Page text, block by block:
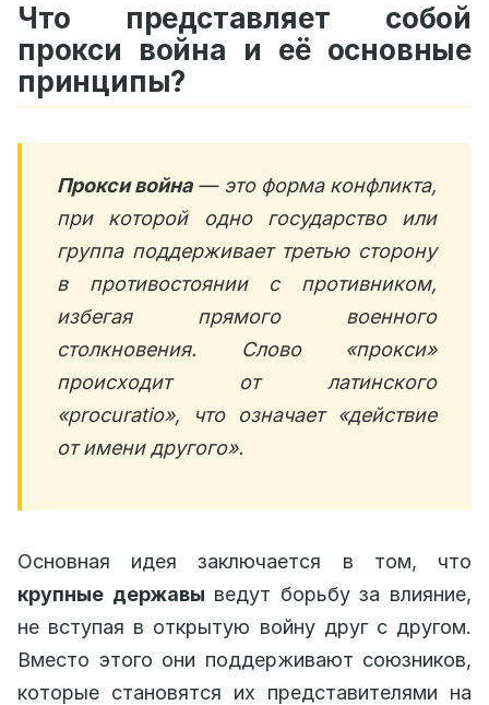
Что представляет собой
прокси война и её основные
принципы?
Прокси война— это форма конфликта,
при которой одно государство или
группа поддерживает третью сторону
в противостоянии с противником,
избегая прямого военного
столкновения. Слово «прокси»
происходит от латинского
«procuratio», что означает «действие
от имени другого».
Основная идея заключается в том, что
крупные державы ведут борьбу за влияние,
не вступая в открытую войну друг с другом.
Вместо этого они поддерживают союзников,
которые становятся их представителями на